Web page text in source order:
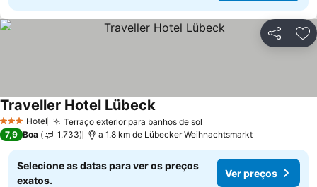
Partilhar
3 EstrelasHotel Terraço exterior para banhos de sol
Traveller Hotel Lübeck
7,9 Boa 1.733 a 1.8 km de Lübecker Weihnachtsmarkt
Selecione as datas para ver os preços
exatos.
Ver preços